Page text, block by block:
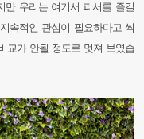
만 우리는 여기서 피서를 즐길
속적인 관심이 필요하다고 씩
교가 안될 정도로 멋져 보였습